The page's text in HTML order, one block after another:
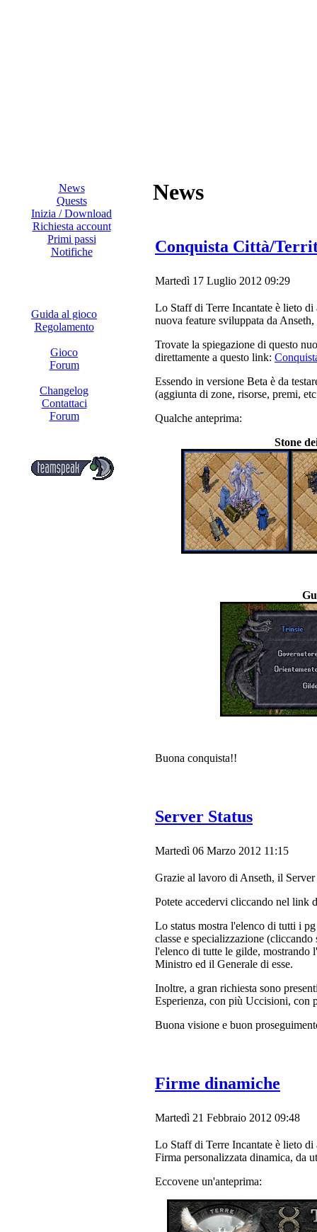
News
Quests
Inizia / Download
Richiesta account
Primi passi
Notifiche
Guida al gioco
Regolamento
Gioco
Forum
Changelog
Contattaci
Forum
News
Conquista Città/
Martedì 17 Luglio 2012 09:29
Lo Staff di Terre Incantate è lieto di
nuova feature sviluppata da
Trovate la spiegazione di questo
direttamente a questo link:
Essendo in versione Beta è da
(aggiunta di zone, risorse, premi,
Qualche anteprima:
Stone
Buona conquista!!
Server Status
Martedì 06 Marzo 2012 11:15
Grazie al lavoro di Anseth, il
Potete accedervi cliccando nel link
Lo status mostra l'elenco di tutti i
classe e specializzazione
l'elenco di tutte le gilde, mostrando
Ministro ed il Generale di esse.
Inoltre, a gran richiesta sono
Esperienza, con più Uccisioni, con
Buona visione e buon
Firme dinamiche
Martedì 21 Febbraio 2012 09:48
Lo Staff di Terre Incantate è lieto
Firma personalizzata dinamica, da
Eccovene un'anteprima: